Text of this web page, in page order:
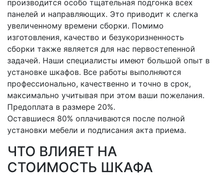
производится особо тщательная подгонка всех
панелей и направляющих. Это приводит к слегка
увеличенному времени сборки. Помимо
изготовления, качество и безукоризненность
сборки также является для нас первостепенной
задачей. Наши специалисты имеют большой опыт в
установке шкафов. Все работы выполняются
профессионально, качественно и точно в срок,
максимально учитывая при этом ваши пожелания.
Предоплата в размере 20%.
Оставшиеся 80% оплачиваются после полной
установки мебели и подписания акта приема.
ЧТО ВЛИЯЕТ НА
СТОИМОСТЬ ШКАФА